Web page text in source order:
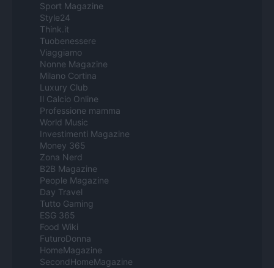
Sport Magazine
Style24
Think.it
Tuobenessere
Viaggiamo
Nonne Magazine
Milano Cortina
Luxury Club
Il Calcio Online
Professione mamma
World Music
Investimenti Magazine
Money 365
Zona Nerd
B2B Magazine
People Magazine
Day Travel
Tutto Gaming
ESG 365
Food Wiki
FuturoDonna
HomeMagazine
SecondHomeMagazine